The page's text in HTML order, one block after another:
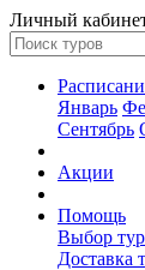
Личный
Январь
Сентябрь
Акции
Помощь
Выбор
Доставка